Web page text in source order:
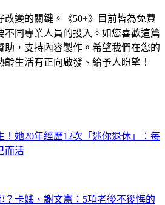
變的關鍵。《50+》目前皆為免費
不同專業人員的投入。如您喜歡這篇
助，支持內容製作。希望我們在您的
生活有正向啟發、給予人盼望！
！她20年經歷12次「迷你退休」：每
而活
？卡姊、謝文憲：5項老後不後悔的